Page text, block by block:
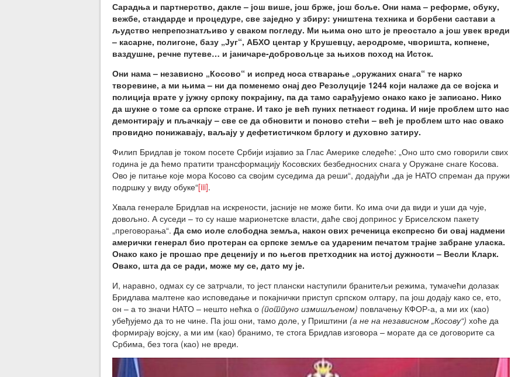
Сарадња и партнерство, дакле – још више, још брже, још боље. Они нама – реформе, обуку,
вежбе, стандарде и процедуре, све заједно у збиру: уништена техника и борбени састави а
људство непрепознатљиво у сваком погледу. Ми њима оно што је преостало а још увек вреди
– касарне, полигоне, базу „Југ“, АБХО центар у Крушевцу, аеродроме, чворишта, копнене,
ваздушне, речне путеве… и јаничаре-добровољце за њихов поход на Исток.
Они нама – независно „Косово“ и испред носа стварање „оружаних снага“ те нарко
творевине, а ми њима – ни да поменемо онај део Резолуције 1244 који налаже да се војска и
полиција врате у јужну српску покрајину, па да тамо сарађујемо онако како је записано. Нико
да шукне о томе са српске стране. И тако је већ пуних петнаест година. И није проблем што нас
демонтирају и пљачкају – све се да обновити и поново стећи – већ је проблем што нас овако
провидно понижавају, ваљају у дефетистичком брлогу и духовно затиру.
Филип Бридлав је током посете Србији изјавио за Глас Америке следеће: „Оно што смо говорили свих
година је да ћемо пратити трансформацију Косовских безбедносних снага у Оружане снаге Косова.
Ово је питање које мора Косово са својим суседима да реши“, додајући „да је НАТО спреман да пружи
подршку у виду обуке“[iii].
Хвала генерале Бридлав на искрености, јасније не може бити. Ко има очи да види и уши да чује,
довољно. А суседи – то су наше марионетске власти, даће свој допринос у Бриселском пакету
„преговорања“. Да смо иоле слободна земља, након ових реченица експресно би овај надмени
амерички генерал био протеран са српске земље са удареним печатом трајне забране уласка.
Онако како је прошао пре деценију и по његов претходник на истој дужности – Весли Кларк.
Овако, шта да се ради, може му се, дато му је.
И, наравно, одмах су се затрчали, то јест плански наступили бранитељи режима, тумачећи долазак
Бридлава малтене као исповедање и покајнички приступ српском олтару, па још додају како се, ето,
он – а то значи НАТО – нешто нећка о (потпуно измишљеном) повлачењу КФОР-а, а ми их (као)
убеђујемо да то не чине. Па још они, тамо доле, у Приштини (а не на независном „Косову“) хоће да
формирају војску, а ми им (као) бранимо, те стога Бридлав изговора – морате да се договорите са
Србима, без тога (као) не вреди.